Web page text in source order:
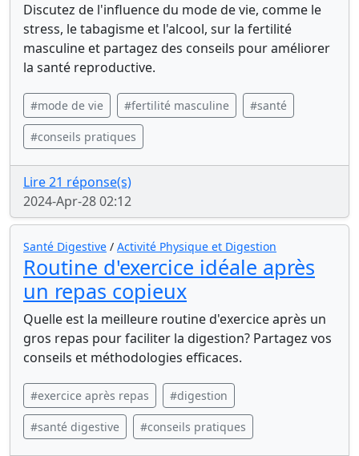
Discutez de l'influence du mode de vie, comme le
stress, le tabagisme et l'alcool, sur la fertilité
masculine et partagez des conseils pour améliorer
la santé reproductive.
#mode de vie #fertilité masculine #santé
#conseils pratiques
Lire 21 réponse(s)
2024-Apr-28 02:12
Santé Digestive / Activité Physique et Digestion
Routine d'exercice idéale après
un repas copieux
Quelle est la meilleure routine d'exercice après un
gros repas pour faciliter la digestion? Partagez vos
conseils et méthodologies efficaces.
#exercice après repas #digestion
#santé digestive #conseils pratiques